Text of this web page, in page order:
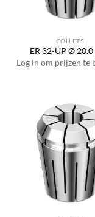
COLLETS
ER 32-UP Ø 20.0
Log in om prijzen te